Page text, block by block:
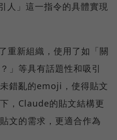
人」這一指令的具體實現
重新組織，使用了如「關
」等具有話題性和吸引
錯亂的emoji，使得貼文
，Claude的貼文結構更
文的需求，更適合作為